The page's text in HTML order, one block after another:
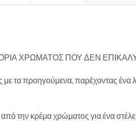
ΧΡΩΜΑΤΟΣ ΠΟΥ ΔΕΝ
με τα προηγούμενα, παρέχοντας
την κρέμα χρώματος για ένα